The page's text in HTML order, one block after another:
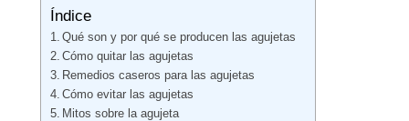
Índice
Qué son y por qué se producen las agujetas
Cómo quitar las agujetas
Remedios caseros para las agujetas
Cómo evitar las agujetas
Mitos sobre la agujeta